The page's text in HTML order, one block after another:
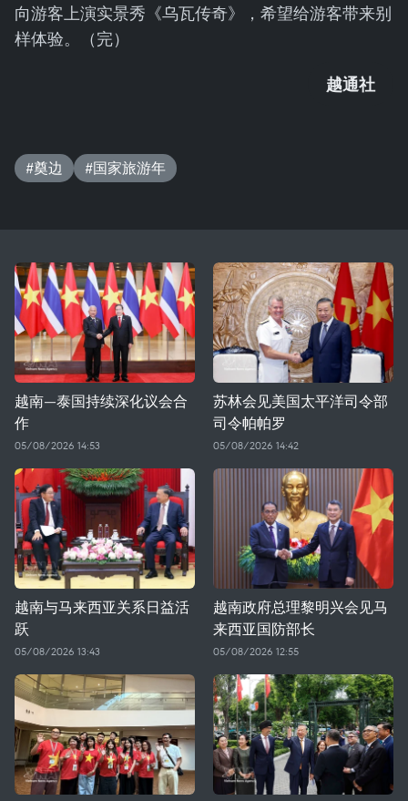
向游客上演实景秀《乌瓦传奇》，希望给游客带来别
样体验。（完）
越通社
#奠边 #国家旅游年
越南—泰国持续深化议会合
作
05/08/2026 14:53
苏林会见美国太平洋司令部
司令帕帕罗
05/08/2026 14:42
越南与马来西亚关系日益活
跃
05/08/2026 13:43
越南政府总理黎明兴会见马
来西亚国防部长
05/08/2026 12:55